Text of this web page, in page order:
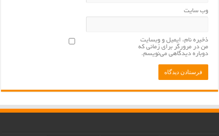
وب‌ سایت
ذخیره نام، ایمیل و وبسایت
من در مرورگر برای زمانی که
دوباره دیدگاهی می‌نویسم.